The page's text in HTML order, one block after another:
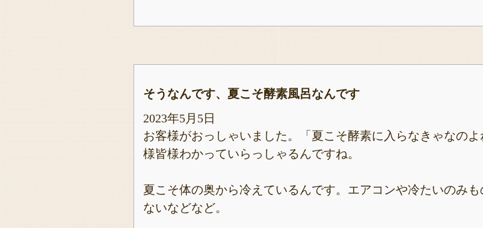
そうなんです、夏こそ酵素風呂なんです
2023年5月5日
お客様がおっしゃいました。「夏こそ酵素に入らなきゃなの
様皆様わかっていらっしゃるんですね。
夏こそ体の奥から冷えているんです。エアコンや冷たいのみ
ないなどなど。